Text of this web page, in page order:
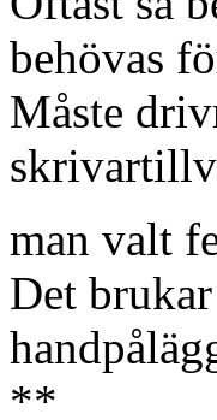
behövas
Måste
man valt
Det
**